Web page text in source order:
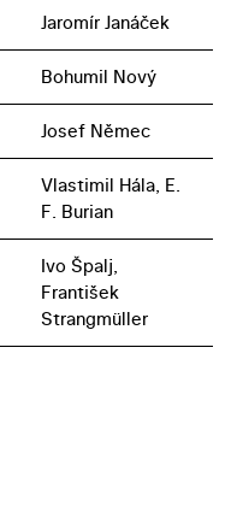
Jaromír Janáček
Bohumil Nový
Josef Němec
Vlastimil Hála, E.
F. Burian
Ivo Špalj,
František
Strangmüller